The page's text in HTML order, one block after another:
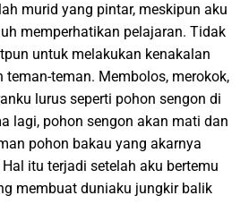
murid yang pintar, meskipun aku
memperhatikan pelajaran. Tidak
untuk melakukan kenakalan
teman-teman. Membolos, merokok,
lurus seperti pohon sengon di
lagi, pohon sengon akan mati dan
pohon bakau yang akarnya
itu terjadi setelah aku bertemu
membuat duniaku jungkir balik